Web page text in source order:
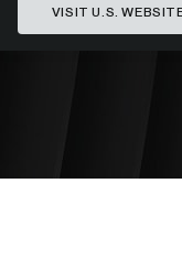
VISIT U.S.